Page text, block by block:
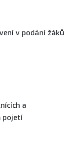
v podání žáků
a
pojetí